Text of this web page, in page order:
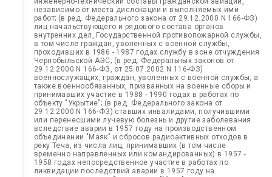
независимо от места дислокации и выполняемых ими
работ; (в ред. Федерального закона от 29.12.2000 N 166-ФЗ)
лиц начальствующего и рядового состава органов
внутренних дел, Государственной противопожарной службы,
в том числе граждан, уволенных с военной службы,
проходивших в 1986 - 1987 годах службу в зоне отчуждения
Чернобыльской АЭС; (в ред. Федеральных законов от
29.12.2000 N 166-ФЗ, от 25.07.2002 N 116-ФЗ)
военнослужащих, граждан, уволенных с военной службы, а
также военнообязанных, призванных на военные сборы и
принимавших участие в 1988 - 1990 годах в работах по
объекту "Укрытие"; (в ред. Федерального закона от
29.12.2000 N 166-ФЗ) ставших инвалидами, получившими
или перенесшими лучевую болезнь и другие заболевания
вследствие аварии в 1957 году на производственном
объединении "Маяк" и сбросов радиоактивных отходов в
реку Теча, из числа лиц, принимавших (в том числе
временно направленных или командированных) в 1957 -
1958 годах непосредственное участие в работах по
ликвидации последствий аварии в 1957 году на